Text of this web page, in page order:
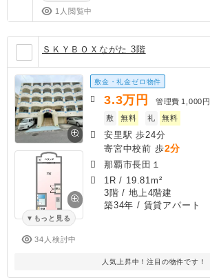
1人閲覧中
ＳＫＹＢＯＸながた 3階
もっと見る
34人検討中
敷金・礼金ゼロ物件
3.3万円 管理費 1,000円
敷
無料 礼 無料
安里駅 歩24分
寄宮中校前 歩2分
那覇市長田１
1R / 19.81m²
3階 / 地上4階建
築34年 / 賃貸アパート
人気上昇中！注目の物件です！